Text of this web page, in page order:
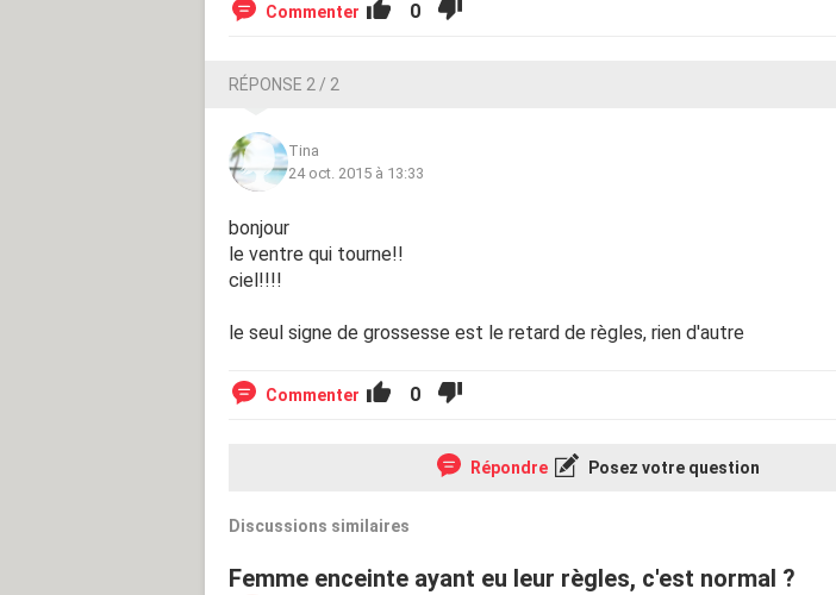
Commenter 0
RÉPONSE 2 / 2
Tina
24 oct. 2015 à 13:33
bonjour
le ventre qui tourne!!
ciel!!!!
le seul signe de grossesse est le retard de règles, rien d'autre
Commenter 0
Répondre Posez votre question
Discussions similaires
Femme enceinte ayant eu leur règles, c'est normal ?